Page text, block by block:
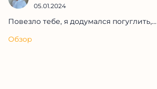
05.01.2024
Повезло тебе, я додумался погуглить,...
Обзор